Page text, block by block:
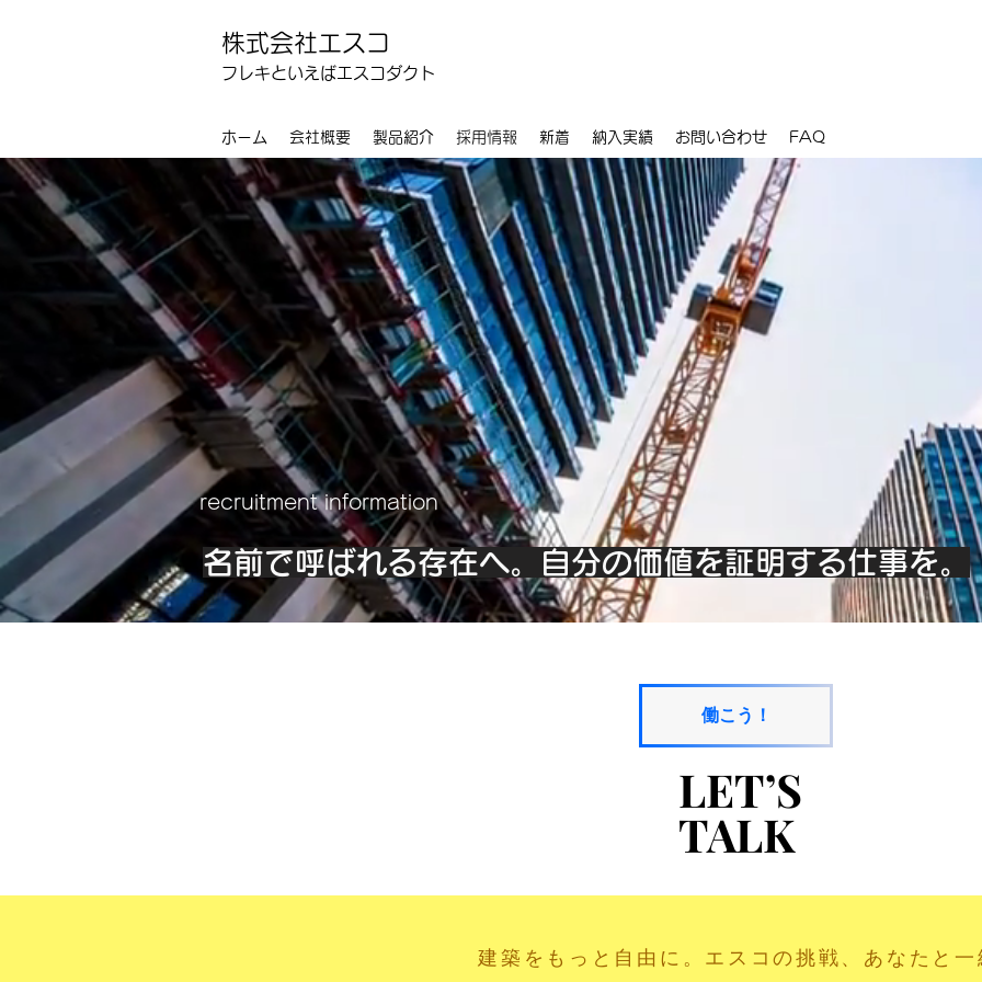
株式会社エスコ
フレキといえばエスコダクト
ホーム 会社概要 製品紹介 採用情報 新着 納入実績 お問い合わせ FAQ
recruitment information
名前で呼ばれる存在へ。自分の価値を証明する仕事を。
働こう！
LET’S
TALK
LET’S
TALK
建築をもっと自由に。エスコの挑戦、あなたと